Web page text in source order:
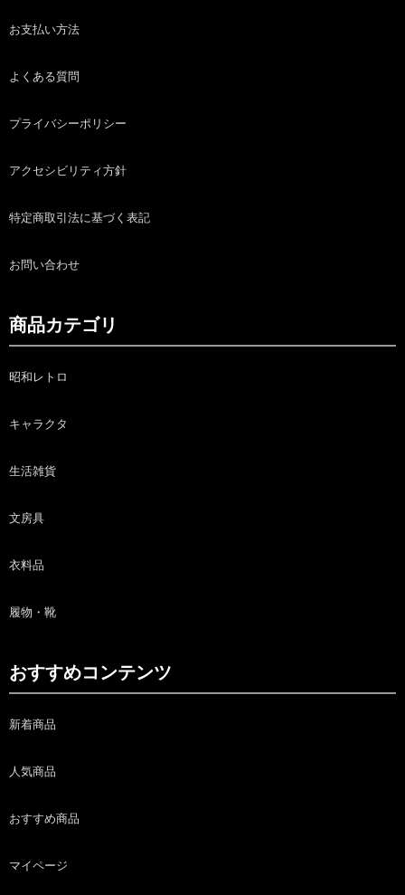
お支払い方法
よくある質問
プライバシーポリシー
アクセシビリティ方針
特定商取引法に基づく表記
お問い合わせ
商品カテゴリ
昭和レトロ
キャラクタ
生活雑貨
文房具
衣料品
履物・靴
おすすめコンテンツ
新着商品
人気商品
おすすめ商品
マイページ